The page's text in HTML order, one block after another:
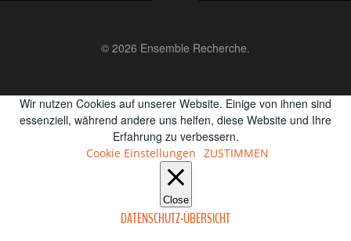
© 2026 Ensemble Recherche.
Wir nutzen Cookies auf unserer Website. Einige von ihnen sind
essenziell, während andere uns helfen, diese Website und Ihre
Erfahrung zu verbessern.
Cookie Einstellungen ZUSTIMMEN
Close
DATENSCHUTZ-ÜBERSICHT